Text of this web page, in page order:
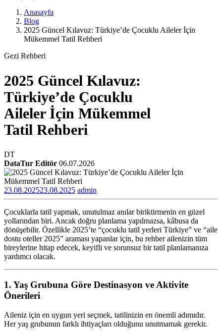
Anasayfa
Blog
2025 Güncel Kılavuz: Türkiye’de Çocuklu Aileler İçin
Mükemmel Tatil Rehberi
Gezi Rehberi
2025 Güncel Kılavuz:
Türkiye’de Çocuklu
Aileler İçin Mükemmel
Tatil Rehberi
DT
DataTur Editör 06.07.2026
23.08.202523.08.2025 admin
Çocuklarla tatil yapmak, unutulmaz anılar biriktirmenin en güzel
yollarından biri. Ancak doğru planlama yapılmazsa, kâbusa da
dönüşebilir. Özellikle 2025’te “çocuklu tatil yerleri Türkiye” ve “aile
dostu oteller 2025” araması yapanlar için, bu rehber ailenizin tüm
bireylerine hitap edecek, keyifli ve sorunsuz bir tatil planlamanıza
yardımcı olacak.
1. Yaş Grubuna Göre Destinasyon ve Aktivite
Önerileri
Aileniz için en uygun yeri seçmek, tatilinizin en önemli adımıdır.
Her yaş grubunun farklı ihtiyaçları olduğunu unutmamak gerekir.